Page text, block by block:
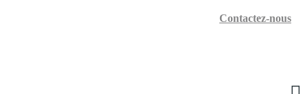
Contactez-nous